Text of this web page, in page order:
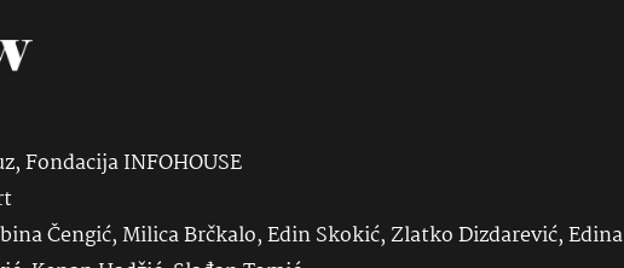
Fondacija INFOHOUSE
Čengić, Milica Brčkalo, Edin Skokić, Zlatko Dizdarević, Edina